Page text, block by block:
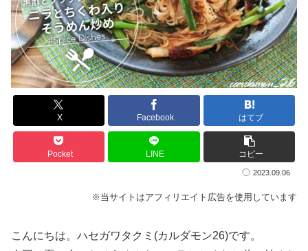
X Facebook はてブ
Pocket LINE コピー
2023.09.06
※当サイトはアフィリエイト広告を使用しています
こんにちは。ハセガワタクミ(カルダモン26)です。